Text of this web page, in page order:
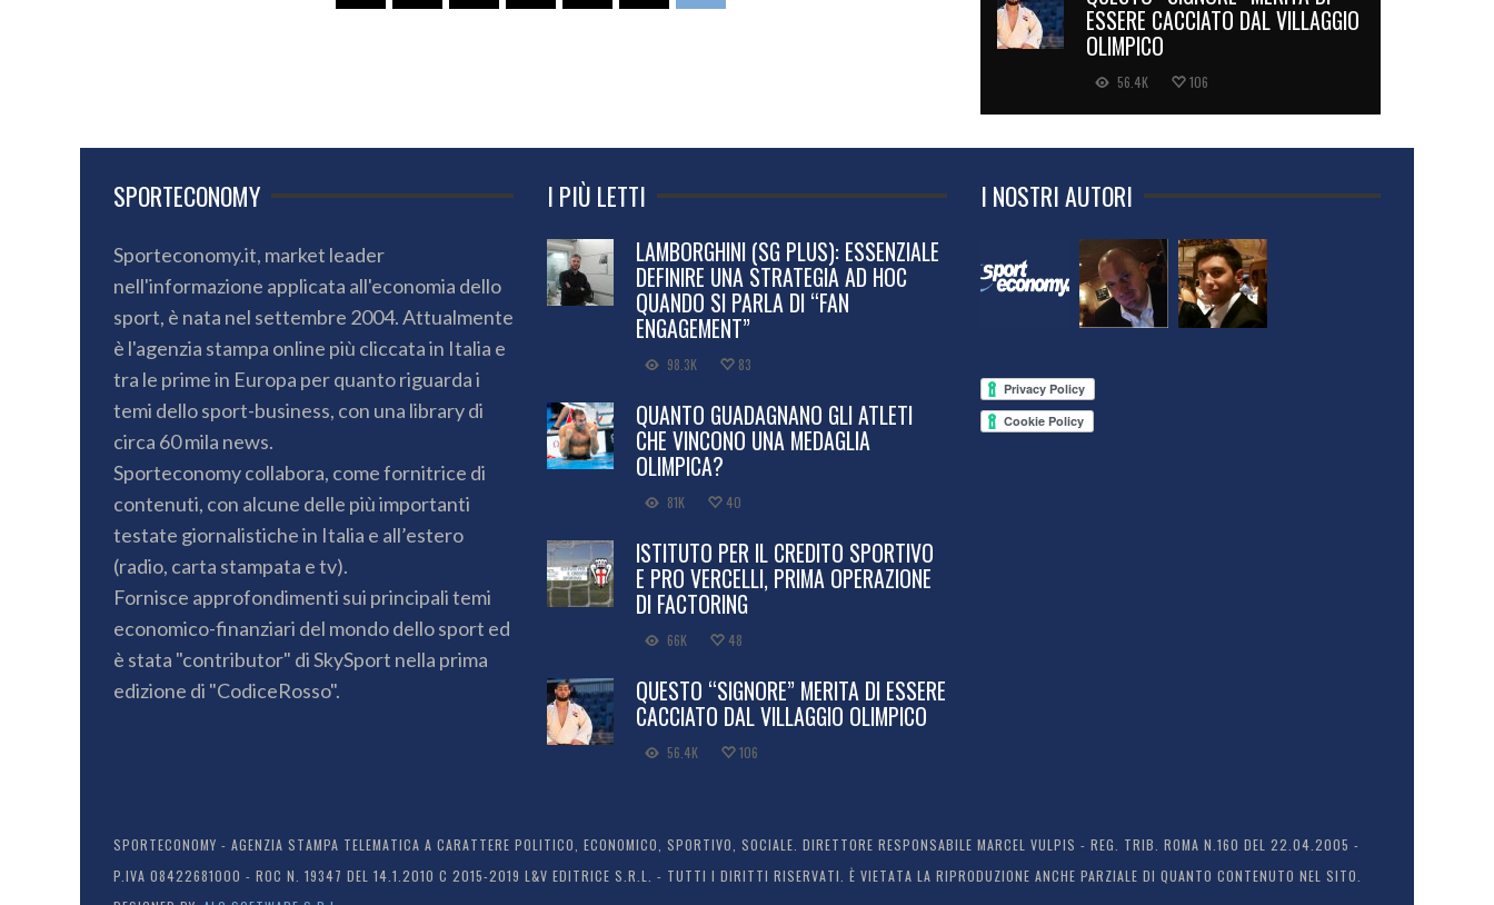
ESSERE CACCIATO DAL VILLAGGIO
OLIMPICO
56.4K 106
SPORTECONOMY
Sporteconomy.it, market leader
nell'informazione applicata all'economia dello
sport, è nata nel settembre 2004. Attualmente
è l'agenzia stampa online più cliccata in Italia e
tra le prime in Europa per quanto riguarda i
temi dello sport-business, con una library di
circa 60 mila news.
Sporteconomy collabora, come fornitrice di
contenuti, con alcune delle più importanti
testate giornalistiche in Italia e all’estero
(radio, carta stampata e tv).
Fornisce approfondimenti sui principali temi
economico-finanziari del mondo dello sport ed
è stata "contributor" di SkySport nella prima
edizione di "CodiceRosso".
I PIÙ LETTI
LAMBORGHINI (SG PLUS): ESSENZIALE
DEFINIRE UNA STRATEGIA AD HOC
QUANDO SI PARLA DI “FAN
ENGAGEMENT”
98.3K 83
QUANTO GUADAGNANO GLI ATLETI
CHE VINCONO UNA MEDAGLIA
OLIMPICA?
81K 40
ISTITUTO PER IL CREDITO SPORTIVO
E PRO VERCELLI, PRIMA OPERAZIONE
DI FACTORING
66K 48
QUESTO “SIGNORE” MERITA DI ESSERE
CACCIATO DAL VILLAGGIO OLIMPICO
56.4K 106
I NOSTRI AUTORI
SPORTECONOMY - AGENZIA STAMPA TELEMATICA A CARATTERE POLITICO, ECONOMICO, SPORTIVO, SOCIALE. DIRETTORE RESPONSABILE MARCEL VULPIS - REG. TRIB. ROMA N.160 DEL 22.04.2005 -
P.IVA 08422681000 - ROC N. 19347 DEL 14.1.2010 C 2015-2019 L&V EDITRICE S.R.L. - TUTTI I DIRITTI RISERVATI. È VIETATA LA RIPRODUZIONE ANCHE PARZIALE DI QUANTO CONTENUTO NEL SITO.